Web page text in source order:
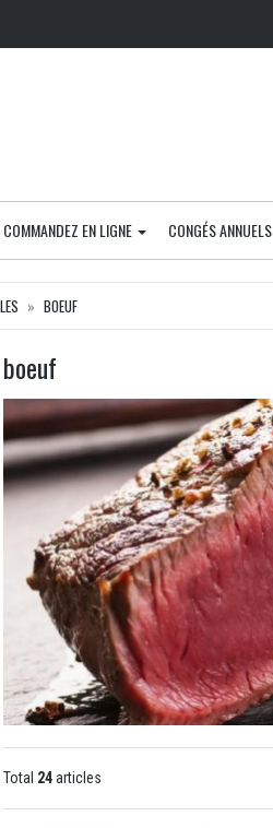
COMMANDEZ EN LIGNE CONGÉS ANNUELS
BOEUF
boeuf
Total 24articles